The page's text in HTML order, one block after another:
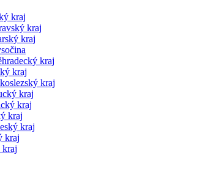
kraj
kraj
kraj
kraj
kraj
kraj
kraj
kraj
kraj
kraj
kraj
kraj